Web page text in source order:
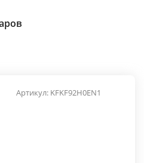
Артикул: KFKF92H0EN1